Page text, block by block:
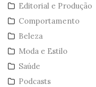
Editorial e Produção
Comportamento
Beleza
Moda e Estilo
Saúde
Podcasts